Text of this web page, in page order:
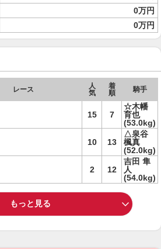
0万円
0万円
レース
人
気
着
順
騎手
15 7
☆木幡
育也
(53.0kg)
10 13
△泉谷
楓真
(52.0kg)
2 12
吉田 隼
人
(54.0kg)
もっと見る